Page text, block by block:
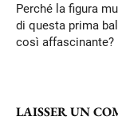
Perché la figura
di questa prima
così affascinante?
LAISSER UN